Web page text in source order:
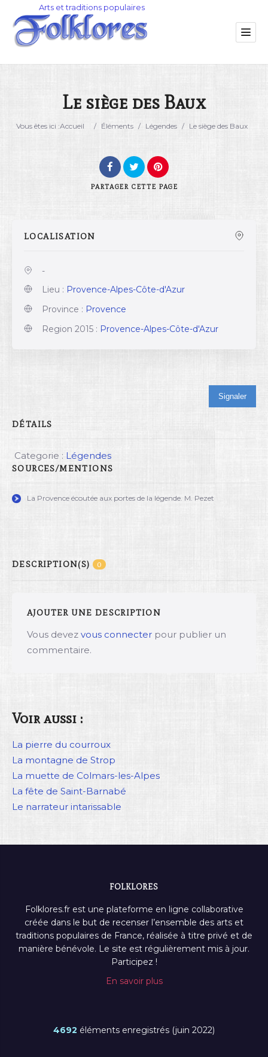
Catégorie
Le siège des Baux
Vous êtes ici :Accueil / Éléments / Légendes / Le siège des Baux
PARTAGER CETTE PAGE
LOCALISATION
-
Lieu : Provence-Alpes-Côte-d'Azur
Province : Provence
Region 2015 : Provence-Alpes-Côte-d'Azur
Signaler
DÉTAILS
Categorie : Légendes
SOURCES/MENTIONS
La Provence écoutée aux portes de la légende. M. Pezet
DESCRIPTION(S) 0
AJOUTER UNE DESCRIPTION
Vous devez vous connecter pour publier un
commentaire.
Voir aussi :
La pierre du courroux
La montagne de Strop
La muette de Colmars-les-Alpes
La fête de Saint-Barnabé
Le narrateur intarissable
FOLKLORES
Folklores.fr est une plateforme en ligne collaborative
créée dans le but de recenser l’ensemble des arts et
traditions populaires de France, réalisée à titre privé et de
manière bénévole. Le site est régulièrement mis à jour.
Participez !
En savoir plus
4692 éléments enregistrés (juin 2022)